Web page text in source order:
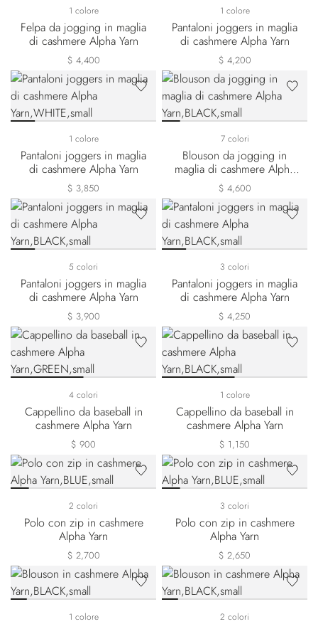
1 colore
Felpa da jogging in maglia
di cashmere Alpha Yarn
$ 4,400
1 colore
Pantaloni joggers in maglia
di cashmere Alpha Yarn
$ 4,200
1 colore
Pantaloni joggers in maglia
di cashmere Alpha Yarn
$ 3,850
7 colori
Blouson da jogging in
maglia di cashmere Alpha
Yarn
$ 4,600
5 colori
Pantaloni joggers in maglia
di cashmere Alpha Yarn
$ 3,900
3 colori
Pantaloni joggers in maglia
di cashmere Alpha Yarn
$ 4,250
4 colori
Cappellino da baseball in
cashmere Alpha Yarn
$ 900
1 colore
Cappellino da baseball in
cashmere Alpha Yarn
$ 1,150
2 colori
Polo con zip in cashmere
Alpha Yarn
$ 2,700
3 colori
Polo con zip in cashmere
Alpha Yarn
$ 2,650
1 colore 2 colori